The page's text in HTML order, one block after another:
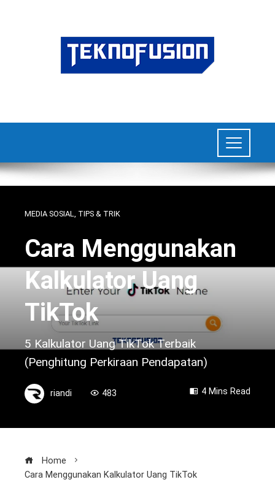
MEDIA SOSIAL, TIPS & TRIK
Cara Menggunakan
Kalkulator Uang
TikTok
5 Kalkulator Uang TikTok Terbaik
(Penghitung Perkiraan Pendapatan)
riandi 483 4 Mins Read
Home
Cara Menggunakan Kalkulator Uang TikTok